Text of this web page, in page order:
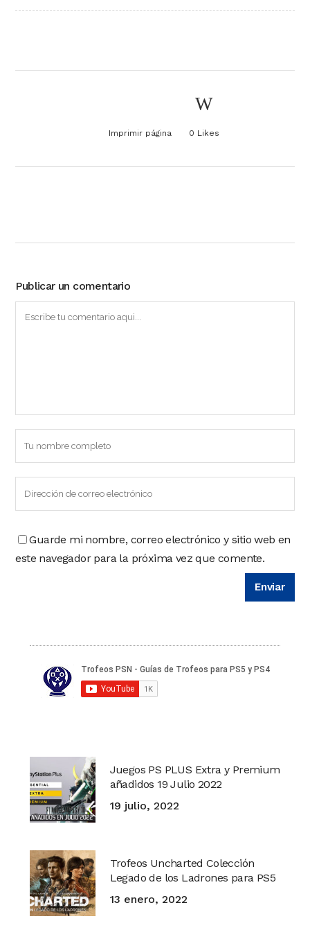
Imprimir página 0 Likes
Publicar un comentario
Guarde mi nombre, correo electrónico y sitio web en
este navegador para la próxima vez que comente.
Juegos PS PLUS Extra y Premium
añadidos 19 Julio 2022
19 julio, 2022
Trofeos Uncharted Colección
Legado de los Ladrones para PS5
13 enero, 2022